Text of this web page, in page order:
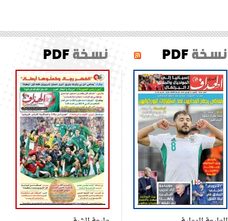
نسخةPDF نسخةPDF